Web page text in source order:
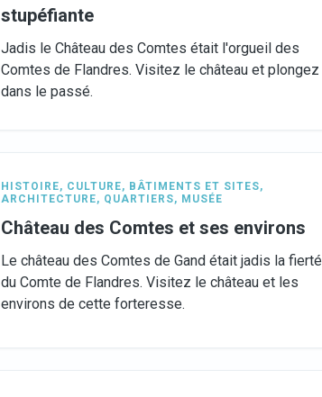
stupéfiante
Jadis le Château des Comtes était l'orgueil des
Comtes de Flandres. Visitez le château et plongez
dans le passé.
HISTOIRE, CULTURE, BÂTIMENTS ET SITES,
ARCHITECTURE, QUARTIERS, MUSÉE
Château des Comtes et ses environs
Le château des Comtes de Gand était jadis la fierté
du Comte de Flandres. Visitez le château et les
environs de cette forteresse.